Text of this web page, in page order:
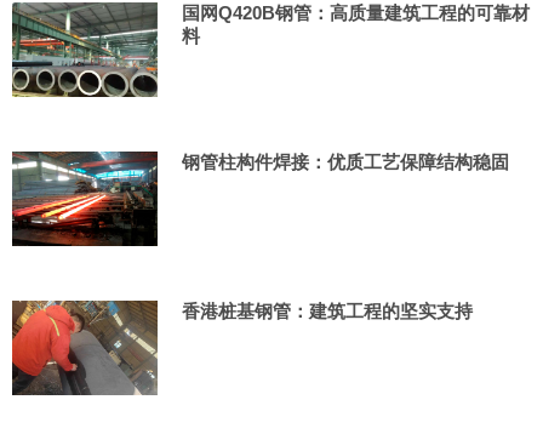
国网Q420B钢管：高质量建筑工程的可靠材
料
钢管柱构件焊接：优质工艺保障结构稳固
香港桩基钢管：建筑工程的坚实支持